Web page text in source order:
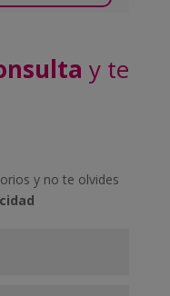
y te
y no te olvides